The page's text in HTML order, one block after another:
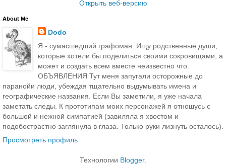
Открыть веб-версию
About Me
Dodo
Я - сумасшедший графоман. Ищу родственные души,
которые хотели бы поделиться своими сокровищами, а
может и создать всем вместе неизвестно что.
ОБЪЯВЛЕНИЯ Тут меня запугали осторожные до
паранойи люди, убеждая тщательно выдумывать имена и
географические названия. Если Вы заметили, я уже начала
заметать следы. К прототипам моих персонажей я отношусь с
большой и нежной симпатией (завиляла я хвостом и
подобострастно заглянула в глаза. Только руки лизнуть осталось).
Просмотреть профиль
Технологии Blogger.